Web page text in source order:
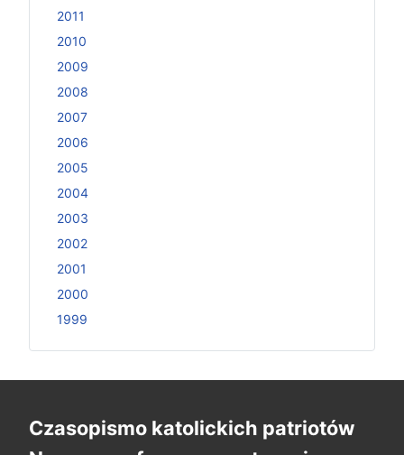
2011
2010
2009
2008
2007
2006
2005
2004
2003
2002
2001
2000
1999
Czasopismo katolickich patriotów